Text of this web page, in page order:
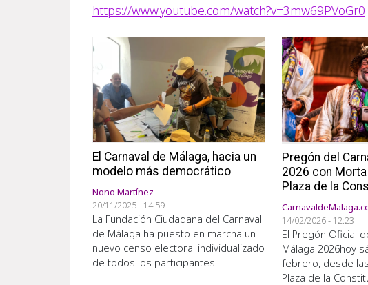
https://www.youtube.com/watch?v=3mw69PVoGr0
El Carnaval de Málaga, hacia un
modelo más democrático
Nono Martínez
20/11/2025 - 14:59
La Fundación Ciudadana del Carnaval
de Málaga ha puesto en marcha un
nuevo censo electoral individualizado
de todos los participantes
Imagen
Pregón del
2026 con Morta
Plaza de la
14/02/2026 - 12:23
El Pregón Oficial
Málaga 2026hoy
febrero, desde
Plaza de la